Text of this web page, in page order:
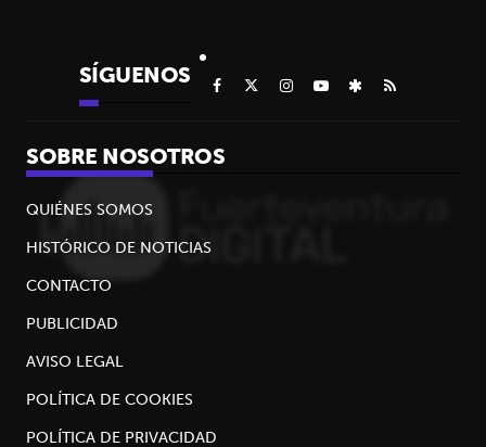
SÍGUENOS
SOBRE NOSOTROS
QUIÉNES SOMOS
HISTÓRICO DE NOTICIAS
CONTACTO
PUBLICIDAD
AVISO LEGAL
POLÍTICA DE COOKIES
POLÍTICA DE PRIVACIDAD